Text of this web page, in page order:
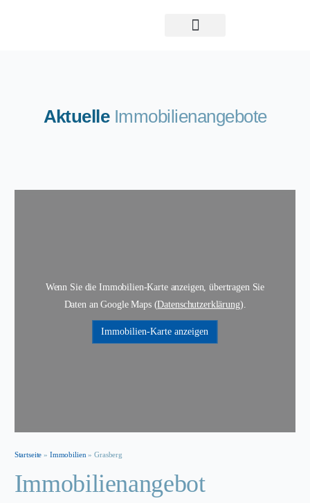
Aktuelle Immobilienangebote
Wenn Sie die Immobilien-Karte anzeigen, übertragen Sie
Daten an Google Maps (Datenschutzerklärung).
Immobilien-Karte anzeigen
Startseite » Immobilien »Grasberg
Immobilien­angebot